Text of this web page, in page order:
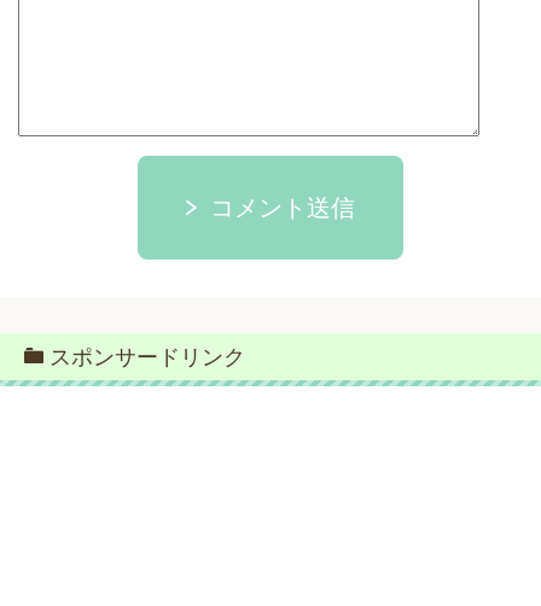
コメント送信
スポンサードリンク